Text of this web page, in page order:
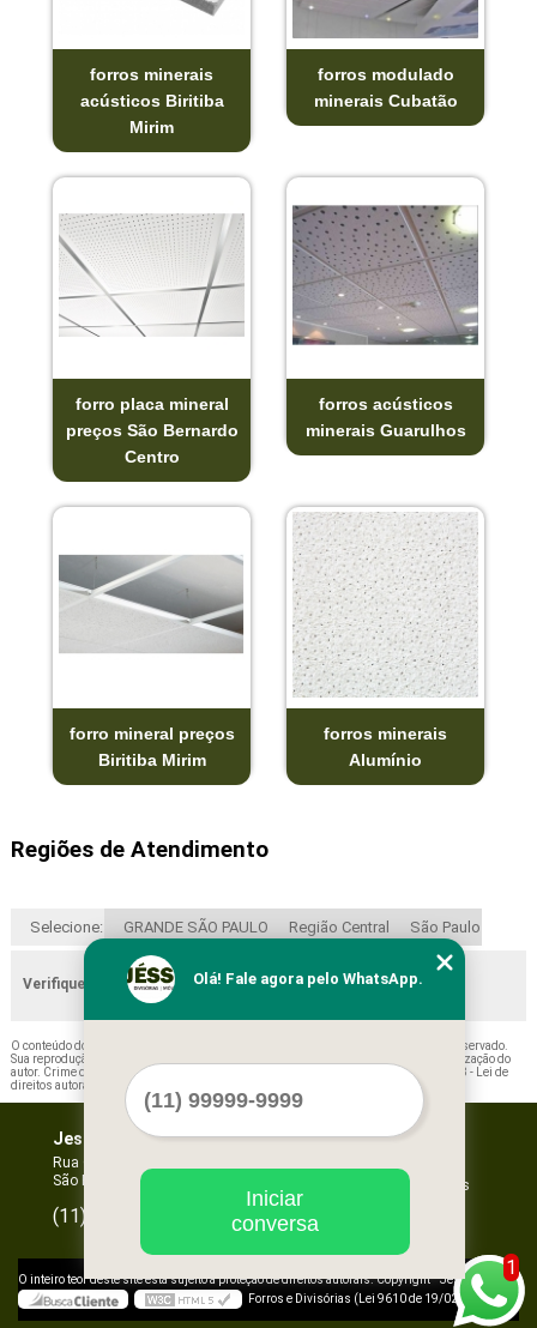
forros minerais
acústicos Biritiba
Mirim
forros modulado
minerais Cubatão
forro placa mineral
preços São Bernardo
Centro
forros acústicos
minerais Guarulhos
forro mineral preços
Biritiba Mirim
forros minerais
Alumínio
Regiões de Atendimento
Selecione: GRANDE SÃO PAULO Região Central São Paulo
Verifique as regiões que atendemos
O conteúdo do texto "
" é de direito reservado.
Sua reprodução, parcial ou total, mesmo citando nossos links, é proibida sem a autorização do
autor. Crime de violação de direito autoral – artigo 184 do Código Penal – Lei 9610/98 - Lei de
direitos autorais
Jessica Forros e Divisórias
Rua Oscar Horta, 269 - Mooca
São Paulo - SP - CEP: 03105-110
(11)
Serviços
O inteiro teor deste site está sujeito à proteção de direitos autorais. Copyright Jessica
Forros e Divisórias (Lei 9610 de 19/02/1998)
1
Olá! Fale agora pelo WhatsApp.
Iniciar
conversa